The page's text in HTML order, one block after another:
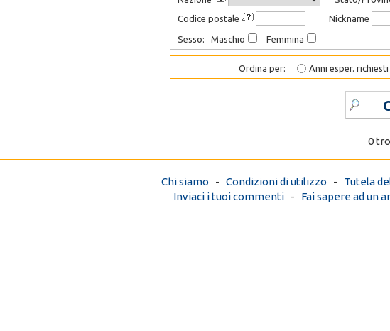
Codice postale
Nickname
Sesso: Maschio Femmina
Ordina per: Anni esper. richiesti
0
Chi siamo - Condizioni di utilizzo - Tutela
Inviaci i tuoi commenti- Fai sapere ad un